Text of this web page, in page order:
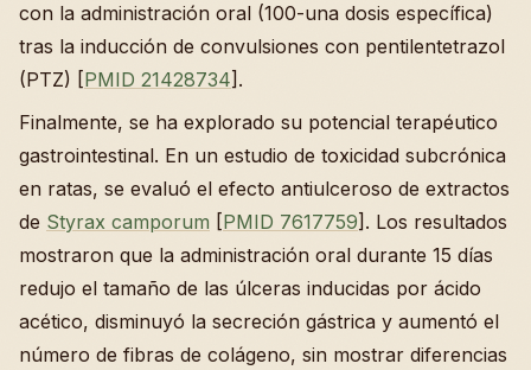
con la administración oral (100-una dosis específica)
tras la inducción de convulsiones con pentilentetrazol
(PTZ) [PMID 21428734].
Finalmente, se ha explorado su potencial terapéutico
gastrointestinal. En un estudio de toxicidad subcrónica
en ratas, se evaluó el efecto antiulceroso de extractos
de Styrax camporum [PMID 7617759]. Los resultados
mostraron que la administración oral durante 15 días
redujo el tamaño de las úlceras inducidas por ácido
acético, disminuyó la secreción gástrica y aumentó el
número de fibras de colágeno, sin mostrar diferencias